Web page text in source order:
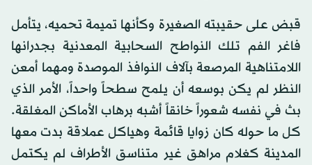
قبض على حقيبته الصغيرة وكأنها تميمة تحميه، يتأمل
فاغر الفم تلك النواطح السحابية المعدنية بجدرانها
اللامتناهية المرصعة بآلاف النوافذ الموصدة ومهما أمعن
النظر لم يكن بوسعه أن يلمح سطحاً واحداً، الأمر الذي
بث في نفسه شعوراً خانقاً أشبه برهاب الأماكن المغلقة.
كل ما حوله كان زوايا قائمة وهياكل عملاقة بدت معها
المدينة كغلام مراهق غير متناسق الأطراف لم يكتمل